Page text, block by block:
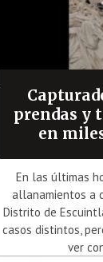
prendas y
en
En las últimas
allanamientos a
Distrito de
casos distintos,
ver